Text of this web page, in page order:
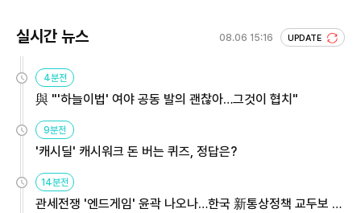
실시간 뉴스 08.06 15:16 UPDATE
4분전
與 "'하늘이법' 여야 공동 발의 괜찮아…그것이 협치"
9분전
'캐시딜' 캐시워크 돈 버는 퀴즈, 정답은?
14분전
관세전쟁 '엔드게임' 윤곽 나오나…한국 新통상정책 교두보 활